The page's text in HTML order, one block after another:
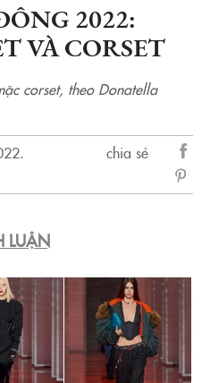
2022:
VÀ CORSET
corset, theo Donatella
chia sẻ
sẻ
LUẬN